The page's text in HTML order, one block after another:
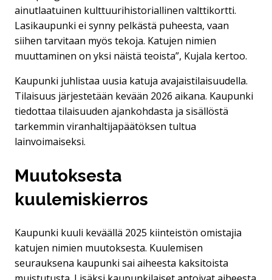
ainutlaatuinen kulttuurihistoriallinen valttikortti.
Lasikaupunki ei synny pelkästä puheesta, vaan
siihen tarvitaan myös tekoja. Katujen nimien
muuttaminen on yksi näistä teoista”, Kujala kertoo.
Kaupunki juhlistaa uusia katuja avajaistilaisuudella.
Tilaisuus järjestetään kevään 2026 aikana. Kaupunki
tiedottaa tilaisuuden ajankohdasta ja sisällöstä
tarkemmin viranhaltijapäätöksen tultua
lainvoimaiseksi.
Muutoksesta
kuulemiskierros
Kaupunki kuuli keväällä 2025 kiinteistön omistajia
katujen nimien muutoksesta. Kuulemisen
seurauksena kaupunki sai aiheesta kaksitoista